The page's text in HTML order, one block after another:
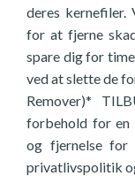
deres kernefiler.
for at fjerne
spare dig for
ved at slette de
Remover)*
forbehold for en
og fjernelse for
privatlivspolitik